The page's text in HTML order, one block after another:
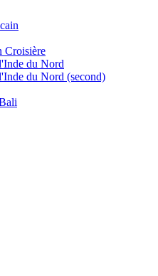
Croisière
du Nord
du Nord (second)